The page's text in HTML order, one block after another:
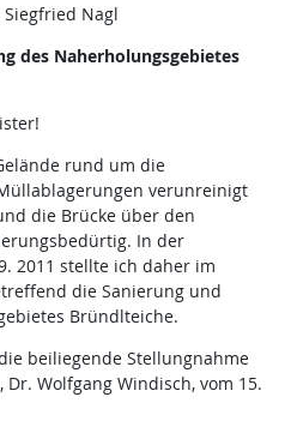
Nagl
des Naherholungsgebietes
rund um die
verunreinigt
die Brücke über den
In der
2011 stellte ich daher im
die Sanierung und
Bründlteiche.
beiliegende Stellungnahme
Wolfgang Windisch, vom 15.